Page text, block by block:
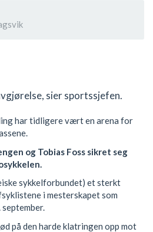
sier sportssjefen.
har tidligere vært en arena for
og Tobias Foss sikret seg
sykkelforbundet) et sterkt
i mesterskapet som
på den harde klatringen opp mot